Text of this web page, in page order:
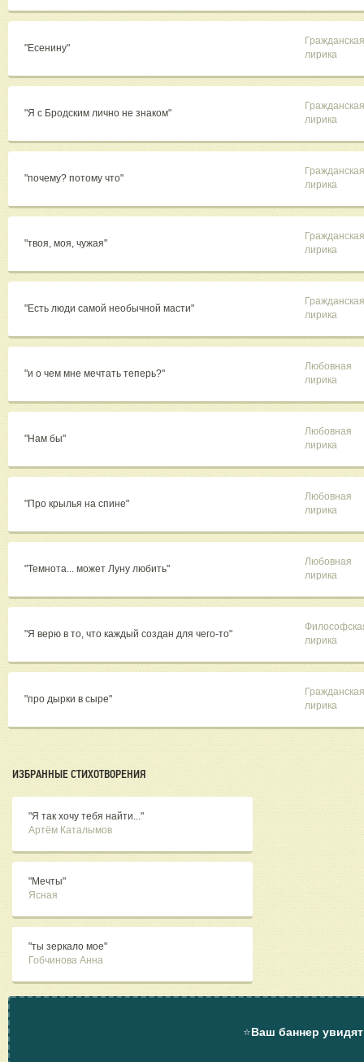
"Есенину"
Гражданская
лирика
"Я с Бродским лично не знаком"
Гражданская
лирика
"почему? потому что"
Гражданская
лирика
"твоя, моя, чужая"
Гражданская
лирика
"Есть люди самой необычной масти"
Гражданская
лирика
"и о чем мне мечтать теперь?"
Любовная
лирика
"Нам бы"
Любовная
лирика
"Про крылья на спине"
Любовная
лирика
"Темнота... может Луну любить"
Любовная
лирика
"Я верю в то, что каждый создан для чего-то"
лирика
"про дырки в сыре"
Гражданская
лирика
ИЗБРАННЫЕ СТИХОТВОРЕНИЯ
"Я так хочу тебя найти..."
Артём Каталымов
"Мечты"
Ясная
"ты зеркало мое"
Гобчинова Анна
⭐Ваш баннер